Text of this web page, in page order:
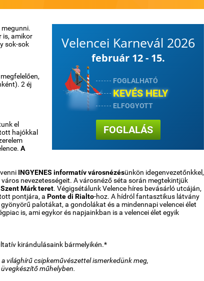
Velencei Karnevál 2026
február 12 - 15.
FOGLALHATÓ
KEVÉS HELY
ELFOGYOTT
FOGLALÁS
megunni.
is, amikor
sok-sok
2 éj
el
hajókkal
A
INGYENES informatív városnézésünkön idegenvezetőnkkel,
nevezetességeit. A városnéző séta során megtekintjük
Márk teret. Végigsétálunk Velence híres bevásárló utcáján,
pontjára, a Ponte di Rialto-hoz. A hídról fantasztikus látvány
palotákat, a gondolákat és a mindennapi velencei élet
is, ami egykor és napjainkban is a velencei élet egyik
kirándulásaink bármelyikén.*
világhírű csipkeművészettel ismerkedünk meg,
műhelyben.